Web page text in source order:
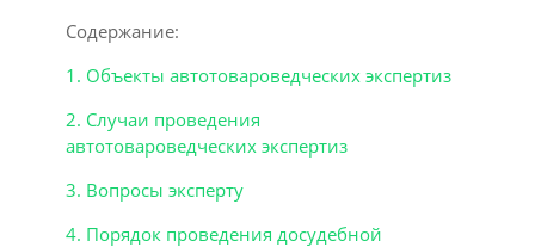
Содержание:
1. Объекты автотовароведческих экспертиз
2. Случаи проведения
автотовароведческих экспертиз
3. Вопросы эксперту
4. Порядок проведения досудебной